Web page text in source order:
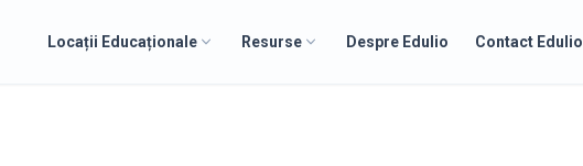
Locații Educaționale Resurse Despre Edulio Contact Edulio